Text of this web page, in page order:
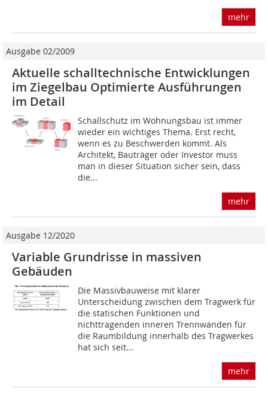
mehr
Ausgabe 02/2009
Aktuelle schalltechnische Entwicklungen
im Ziegelbau Optimierte Ausführungen
im Detail
Schallschutz im Wohnungsbau ist immer
wieder ein wichtiges Thema. Erst recht,
wenn es zu Beschwerden kommt. Als
Architekt, Bauträger oder Investor muss
man in dieser Situation sicher sein, dass
die...
mehr
Ausgabe 12/2020
Variable Grundrisse in massiven
Gebäuden
Die Massivbauweise mit klarer
Unterscheidung zwischen dem Tragwerk für
die statischen Funktionen und
nichttragenden inneren Trennwänden für
die Raumbildung innerhalb des Tragwerkes
hat sich seit...
mehr